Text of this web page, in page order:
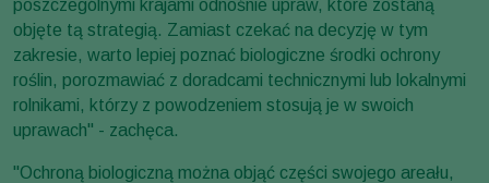
poszczególnymi krajami odnośnie upraw, które zostaną
objęte tą strategią. Zamiast czekać na decyzję w tym
zakresie, warto lepiej poznać biologiczne środki ochrony
roślin, porozmawiać z doradcami technicznymi lub lokalnymi
rolnikami, którzy z powodzeniem stosują je w swoich
uprawach" - zachęca.
"Ochroną biologiczną można objąć części swojego areału,